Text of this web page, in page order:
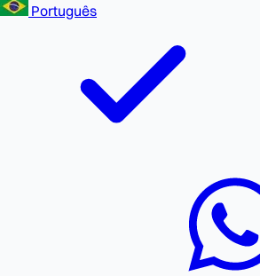
Português